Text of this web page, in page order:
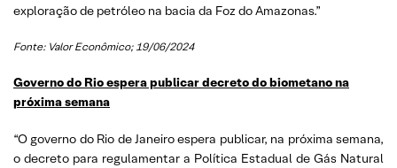
exploração de petróleo na bacia da Foz do Amazonas.”
Fonte: Valor Econômico; 19/06/2024
Governo do Rio espera publicar decreto do biometano na
próxima semana
“O governo do Rio de Janeiro espera publicar, na próxima semana,
o decreto para regulamentar a Política Estadual de Gás Natural